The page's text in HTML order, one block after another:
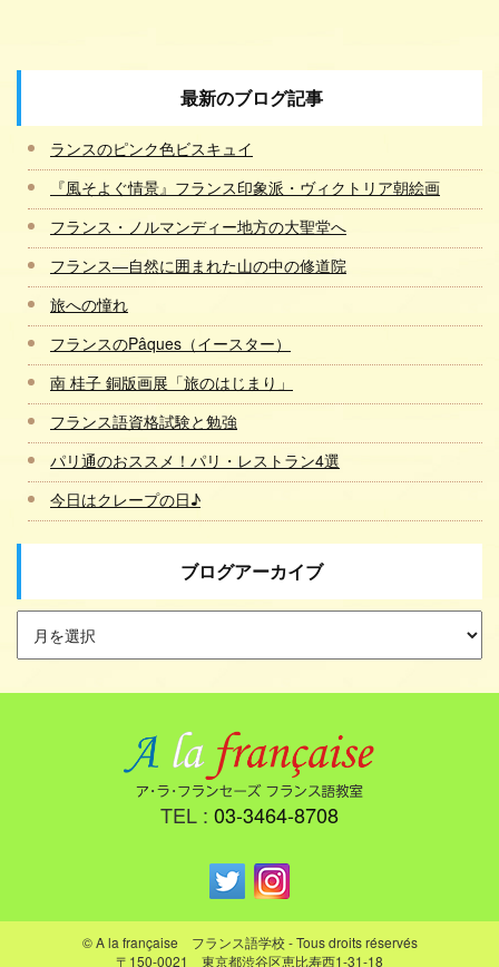
最新のブログ記事
ランスのピンク色ビスキュイ
『風そよぐ情景』フランス印象派・ヴィクトリア朝絵画
フランス・ノルマンディー地方の大聖堂へ
フランス―自然に囲まれた山の中の修道院
旅への憧れ
フランスのPâques（イースター）
南 桂子 銅版画展「旅のはじまり」
フランス語資格試験と勉強
パリ通のおススメ！パリ・レストラン4選
今日はクレープの日♪
ブログアーカイブ
TEL : 03-3464-8708
© A la française フランス語学校 - Tous droits réservés
〒150-0021 東京都渋谷区恵比寿西1-31-18